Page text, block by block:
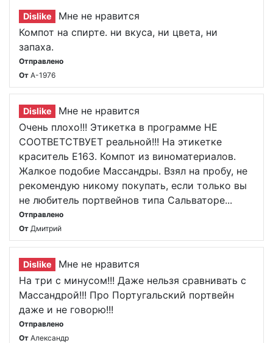
Dislike
Мне не нравится
Компот на спирте. ни вкуса, ни цвета, ни
запаха.
Отправлено
От A-1976
Dislike
Мне не нравится
Очень плохо!!! Этикетка в программе НЕ
СООТВЕТСТВУЕТ реальной!!! На этикетке
краситель Е163. Компот из виноматериалов.
Жалкое подобие Массандры. Взял на пробу, не
рекомендую никому покупать, если только вы
не любитель портвейнов типа Сальваторе...
Отправлено
От Дмитрий
Dislike
Мне не нравится
На три с минусом!!! Даже нельзя сравнивать с
Массандрой!!! Про Португальский портвейн
даже и не говорю!!!
Отправлено
От Александр